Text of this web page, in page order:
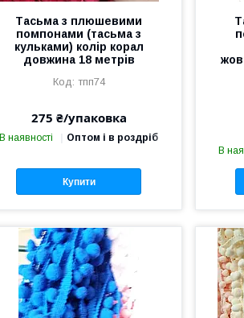
Тасьма з плюшевими
помпонами (тасьма з
кульками) колір корал
довжина 18 метрів
тпп74
275 ₴/упаковка
В наявності Оптом і в роздріб
Купити
В